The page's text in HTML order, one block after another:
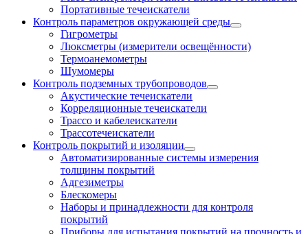
Портативные течеискатели
Контроль параметров окружающей среды
Гигрометры
Люксметры (измерители освещённости)
Термоанемометры
Шумомеры
Контроль подземных трубопроводов
Акустические течеискатели
Корреляционные течеискатели
Трассо и кабелеискатели
Трассотечеискатели
Контроль покрытий и изоляции
Автоматизированные системы измерения
толщины покрытий
Адгезиметры
Блескомеры
Наборы и принадлежности для контроля
покрытий
Приборы для испытания покрытий на прочность и